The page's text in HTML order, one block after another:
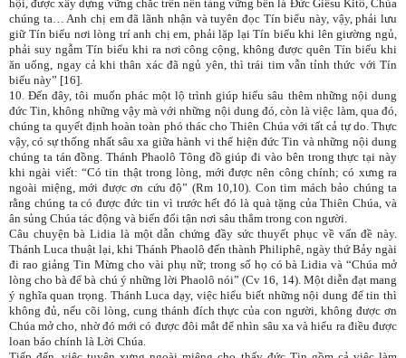
hội, được xây dựng vững chắc trên nền tảng vững bền là Đức Giêsu Kitô, Chúa
chúng ta… Anh chị em đã lãnh nhận và tuyên đọc Tín biểu này, vậy, phải lưu
giữ Tín biểu nơi lòng trí anh chị em, phải lặp lại Tín biểu khi lên giường ngủ,
phải suy ngẫm Tín biểu khi ra nơi công cộng, không được quên Tín biểu khi
ăn uống, ngay cả khi thân xác đã ngủ yên, thì trái tim vẫn tỉnh thức với Tín
biểu này” [16].
10. Đến đây, tôi muốn phác một lộ trình giúp hiểu sâu thêm những nội dung
đức Tin, không những vậy mà với những nội dung đó, còn là việc làm, qua đó,
chúng ta quyết định hoàn toàn phó thác cho Thiên Chúa với tất cả tự do. Thực
vậy, có sự thống nhất sâu xa giữa hành vi thể hiện đức Tin và những nội dung
chúng ta tán đồng. Thánh Phaolô Tông đồ giúp đi vào bên trong thực tại này
khi ngài viết: “Có tin thật trong lòng, mới được nên công chính; có xưng ra
ngoài miệng, mới được ơn cứu độ” (Rm 10,10). Con tim mách bảo chúng ta
rằng chúng ta có được đức tin vì trước hết đó là quà tặng của Thiên Chúa, và
ân sủng Chúa tác động và biến đổi tận nơi sâu thẳm trong con người.
Câu chuyện bà Lidia là một dẫn chứng đầy sức thuyết phục về vấn đề này.
Thánh Luca thuật lại, khi Thánh Phaolô đến thành Philiphê, ngày thứ Bảy ngài
đi rao giảng Tin Mừng cho vài phụ nữ; trong số họ có bà Lidia và “Chúa mở
lòng cho bà để bà chú ý những lời Phaolô nói” (Cv 16, 14). Một diễn đạt mang
ý nghĩa quan trọng. Thánh Luca dạy, việc hiểu biết những nội dung để tin thì
không đủ, nếu cõi lòng, cung thánh đích thực của con người, không được ơn
Chúa mở cho, nhờ đó mới có được đôi mắt để nhìn sâu xa và hiểu ra điều được
loan báo chính là Lời Chúa.